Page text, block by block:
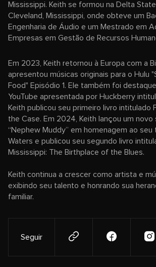
Mississippi. Keith se formou na Delta
Cleveland, Mississippi, onde obteve um
Engenharia de Áudio e um Mestrado em
Empresas em Gestão de Recursos
Em 2023, Keith retornou à Europa com a
apresentou músicas originais para o Hulu
Food" Episódio 1. Ele também foi
YouTube apresentada por Huckberry
Keith publicou seu primeiro livro intitulado
the Case. Em 2024, Keith lançou um novo
“Nephew Muddy” em homenagem ao
Waters e publicou seu segundo livro
Mississippi: The Birthplace of the Blues.
Keith continua a crescer como artista e
exibindo seu talento e honrando sua
familiar.
Seguir